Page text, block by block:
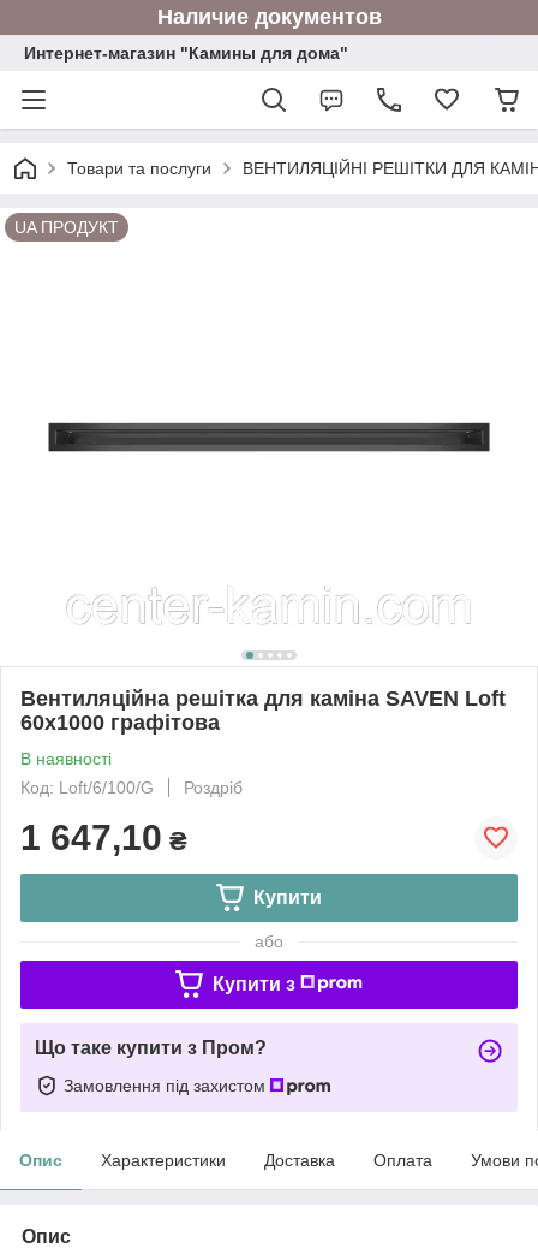
Наличие документов
Интернет-магазин "Камины для дома"
Товари та послуги ВЕНТИЛЯЦІЙНІ РЕШІТКИ ДЛЯ
UA ПРОДУКТ
Вентиляційна решітка для каміна SAVEN Loft
60х1000 графітова
В наявності
Код: Loft/6/100/G
Роздріб
1 647,10 ₴
Купити
або
Купити з
Що таке купити з Пром?
Замовлення під захистом
Опис Характеристики Доставка Оплата Умови
Опис